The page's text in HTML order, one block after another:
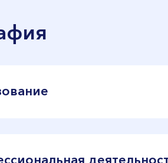
– резидентура по